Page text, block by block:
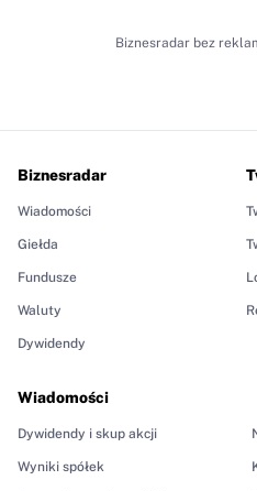
Biznesradar bez
Biznesradar
Wiadomości
Giełda
Fundusze
Waluty
Dywidendy
Wiadomości
Dywidendy i skup akcji
Wyniki spółek